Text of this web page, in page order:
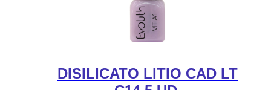
DISILICATO LITIO CAD LT